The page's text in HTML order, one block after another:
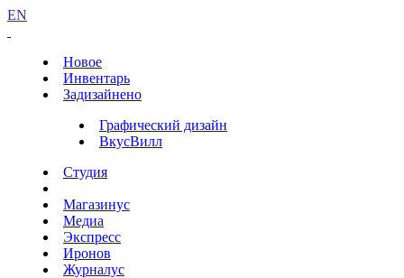
EN
Новое
Инвентарь
Задизайнено
Графический дизайн
ВкусВилл
Студия
Магазинус
Медиа
Экспресс
Иронов
Журналус